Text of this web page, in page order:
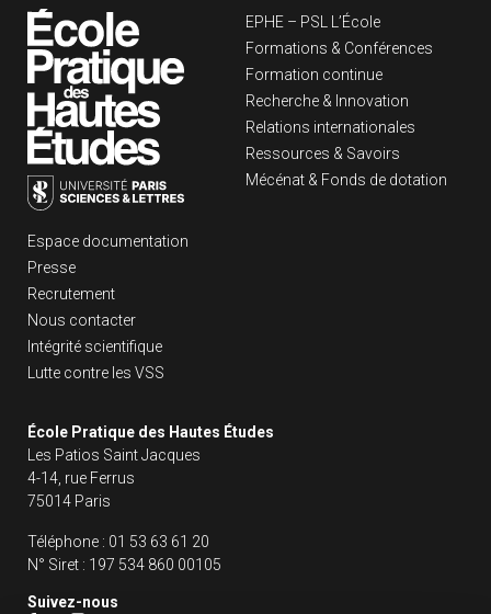
Navigation
EPHE – PSL L’École
Formations & Conférences
Formation continue
Recherche & Innovation
Relations internationales
Ressources & Savoirs
Mécénat & Fonds de dotation
Liens footer
Espace documentation
Presse
Recrutement
Nous contacter
Intégrité scientifique
Lutte contre les VSS
École Pratique des Hautes Études
Les Patios Saint Jacques
4-14, rue Ferrus
75014 Paris
Téléphone : 01 53 63 61 20
N° Siret : 197 534 860 00105
Suivez-nous